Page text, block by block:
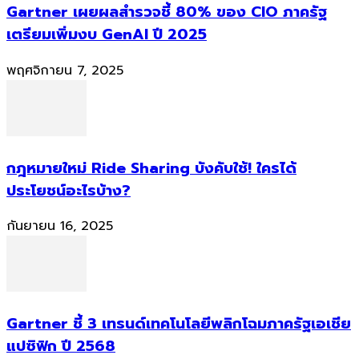
Gartner เผยผลสำรวจชี้ 80% ของ CIO ภาครัฐ
เตรียมเพิ่มงบ GenAI ปี 2025
พฤศจิกายน 7, 2025
กฎหมายใหม่ Ride Sharing บังคับใช้! ใครได้
ประโยชน์อะไรบ้าง?
กันยายน 16, 2025
Gartner ชี้ 3 เทรนด์เทคโนโลยีพลิกโฉมภาครัฐเอเชีย
แปซิฟิก ปี 2568